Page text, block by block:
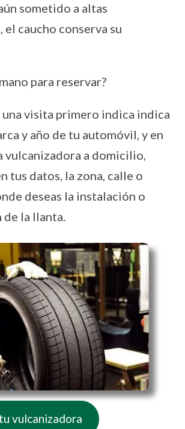
sometido a altas
el caucho conserva su
para reservar?
una visita primero indica indica
y año de tu automóvil, y en
vulcanizadora a domicilio,
tus datos, la zona, calle o
deseas la instalación o
la llanta.
vulcanizadora